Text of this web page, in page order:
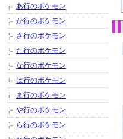
あ行のポケモン
か行のポケモン
さ行のポケモン
た行のポケモン
な行のポケモン
は行のポケモン
ま行のポケモン
や行のポケモン
ら行のポケモン